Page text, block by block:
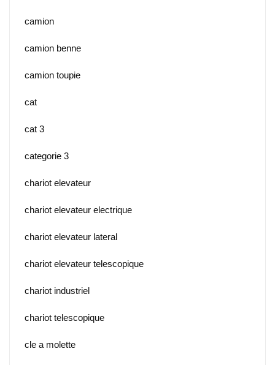
camion
camion benne
camion toupie
cat
cat 3
categorie 3
chariot elevateur
chariot elevateur electrique
chariot elevateur lateral
chariot elevateur telescopique
chariot industriel
chariot telescopique
cle a molette